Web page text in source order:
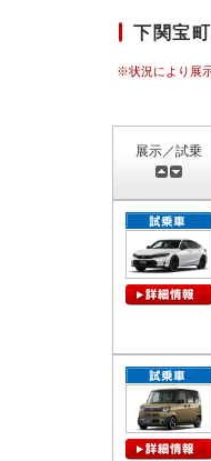
下関宝
※状況により展
展示／試乗